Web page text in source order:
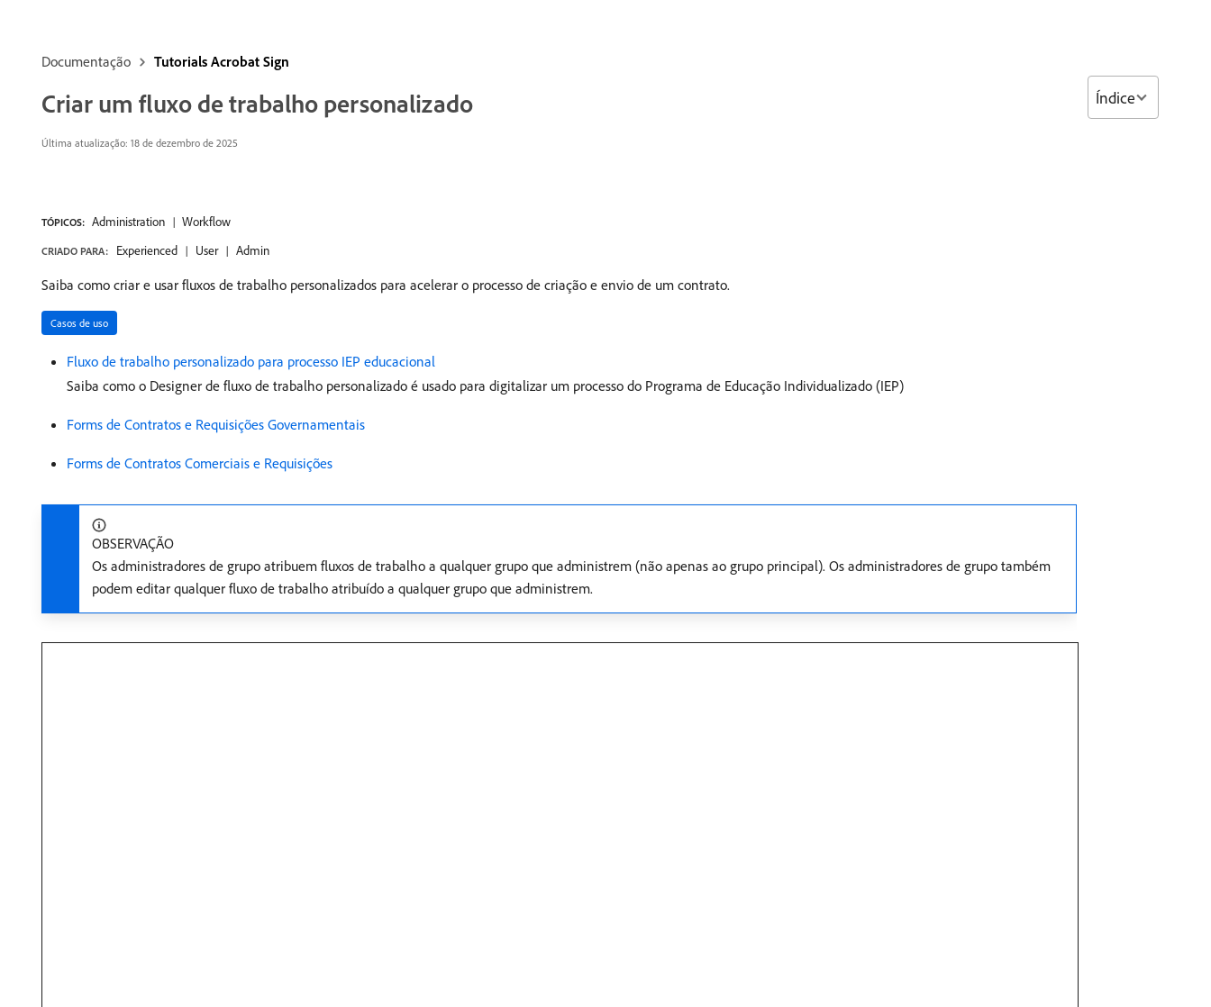
Documentação Tutorials Acrobat Sign
Criar um fluxo de trabalho personalizado
Última atualização: 18 de dezembro de 2025
TÓPICOS: Administration Workflow
CRIADO PARA: Experienced User Admin
Saiba como criar e usar fluxos de trabalho personalizados para acelerar o processo de criação e envio de um contrato.
Casos de uso
Fluxo de trabalho personalizado para processo IEP educacional
Saiba como o Designer de fluxo de trabalho personalizado é usado para digitalizar um processo do Programa de Educação Individualizado (IEP)
Forms de Contratos e Requisições Governamentais
Forms de Contratos Comerciais e Requisições
OBSERVAÇÃO
Os administradores de grupo atribuem fluxos de trabalho a qualquer grupo que administrem (não apenas ao grupo principal). Os administradores de grupo também
podem editar qualquer fluxo de trabalho atribuído a qualquer grupo que administrem.
Índice